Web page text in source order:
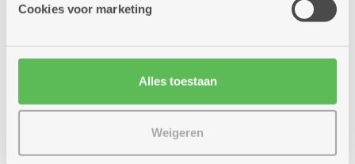
Cookies voor marketing
Alles toestaan
Weigeren
Artikel 9
zijn niet overdraagbaar. De prijs wordt toegekend aan
de persoon/het gezin woonachtig op dit adres. Per
toegekend.